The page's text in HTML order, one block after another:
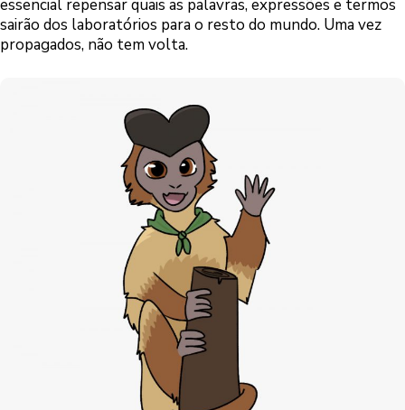
essencial repensar quais as palavras, expressões e termos
sairão dos laboratórios para o resto do mundo. Uma vez
propagados, não tem volta.